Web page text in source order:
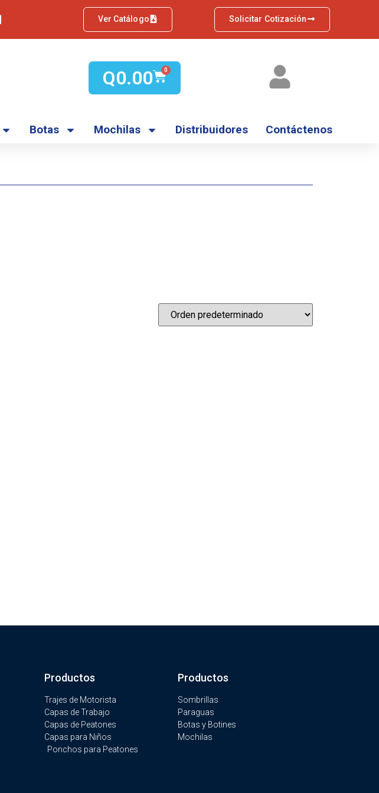
Ver Catálogo Solicitar Cotización
Q0.00 0
Botas Mochilas Distribuidores Contáctenos
Productos
Trajes de Motorista
Capas de Trabajo
Capas de Peatones
Capas para Niños
Ponchos para Peatones
Productos
Sombrillas
Paraguas
Botas y Botines
Mochilas